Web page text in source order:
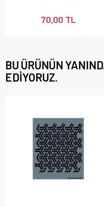
70,00 TL
BU ÜRÜNÜN
EDIYORUZ.